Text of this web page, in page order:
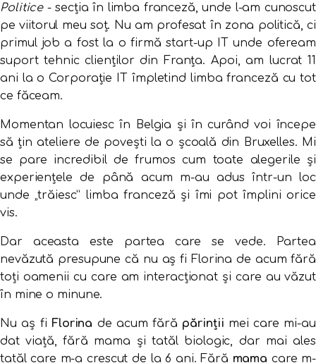
Politice- secția în limba franceză, unde l-am cunoscut
pe viitorul meu soț. Nu am profesat în zona politică, ci
primul job a fost la o firmă start-up IT unde ofeream
suport tehnic clienților din Franța. Apoi, am lucrat 11
ani la o Corporație IT împletind limba franceză cu tot
ce făceam.
Momentan locuiesc în Belgia și în curând voi începe
să țin ateliere de povești la o școală din Bruxelles. Mi
se pare incredibil de frumos cum toate alegerile și
experiențele de până acum m-au adus într-un loc
unde „trăiesc” limba franceză și îmi pot împlini orice
vis.
Dar aceasta este partea care se vede. Partea
nevăzută presupune că nu aș fi Florina de acum fără
toți oamenii cu care am interacționat și care au văzut
în mine o minune.
Nu aș fi Florina de acum fără părinții mei care mi-au
dat viață, fără mama și tatăl biologic, dar mai ales
tatăl care m-a crescut de la 6 ani. Fără mama care m-